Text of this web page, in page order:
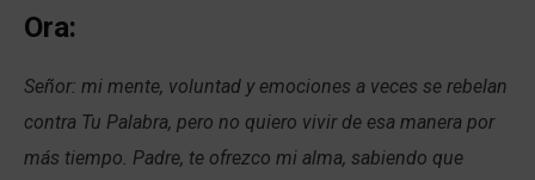
Ora:
Señor: mi mente, voluntad y emociones a veces se rebelan
contra Tu Palabra, pero no quiero vivir de esa manera por
más tiempo. Padre, te ofrezco mi alma, sabiendo que